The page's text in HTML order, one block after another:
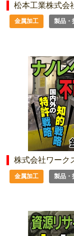
松本工業株式会
金属加工 製品・
株式会社ワーク
金属加工 製品・